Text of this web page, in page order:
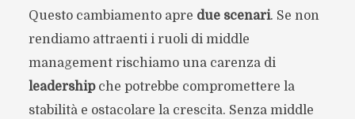
Questo cambiamento apre due scenari. Se non
rendiamo attraenti i ruoli di middle
management rischiamo una carenza di
leadershipche potrebbe compromettere la
stabilità e ostacolare la crescita. Senza middle